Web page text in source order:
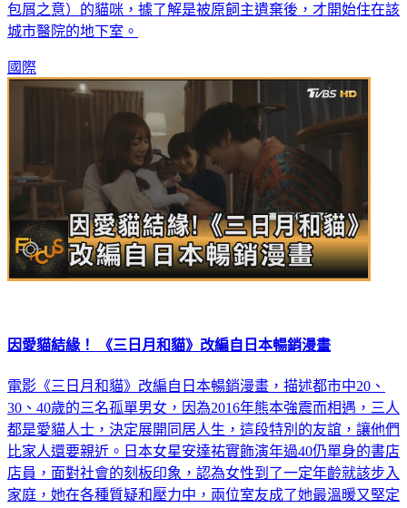
包屑之意）的貓咪，據了解是被原飼主遺棄後，才開始住在該
城市醫院的地下室。
國際
因愛貓結緣！ 《三日月和貓》改編自日本暢銷漫畫
電影《三日月和貓》改編自日本暢銷漫畫，描述都市中20、
30、40歲的三名孤單男女，因為2016年熊本強震而相遇，三人
都是愛貓人士，決定展開同居人生，這段特別的友誼，讓他們
比家人還要親近。日本女星安達祐實飾演年過40仍單身的書店
店員，面對社會的刻板印象，認為女性到了一定年齡就該步入
家庭，她在各種質疑和壓力中，兩位室友成了她最溫暖又堅定